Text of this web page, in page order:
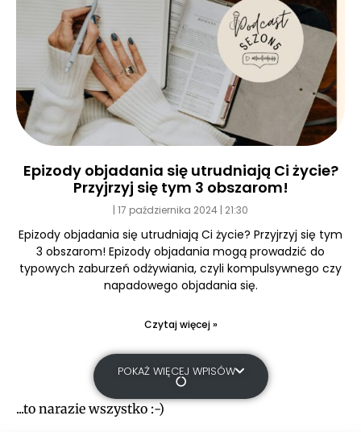
Epizody objadania się utrudniają Ci życie?
Przyjrzyj się tym 3 obszarom!
17 października 2024 21:30
Epizody objadania się utrudniają Ci życie? Przyjrzyj się tym
3 obszarom! Epizody objadania mogą prowadzić do
typowych zaburzeń odżywiania, czyli kompulsywnego czy
napadowego objadania się.
Czytaj więcej »
POKAŻ WIĘCEJ WPISÓW
...to narazie wszystko :-)